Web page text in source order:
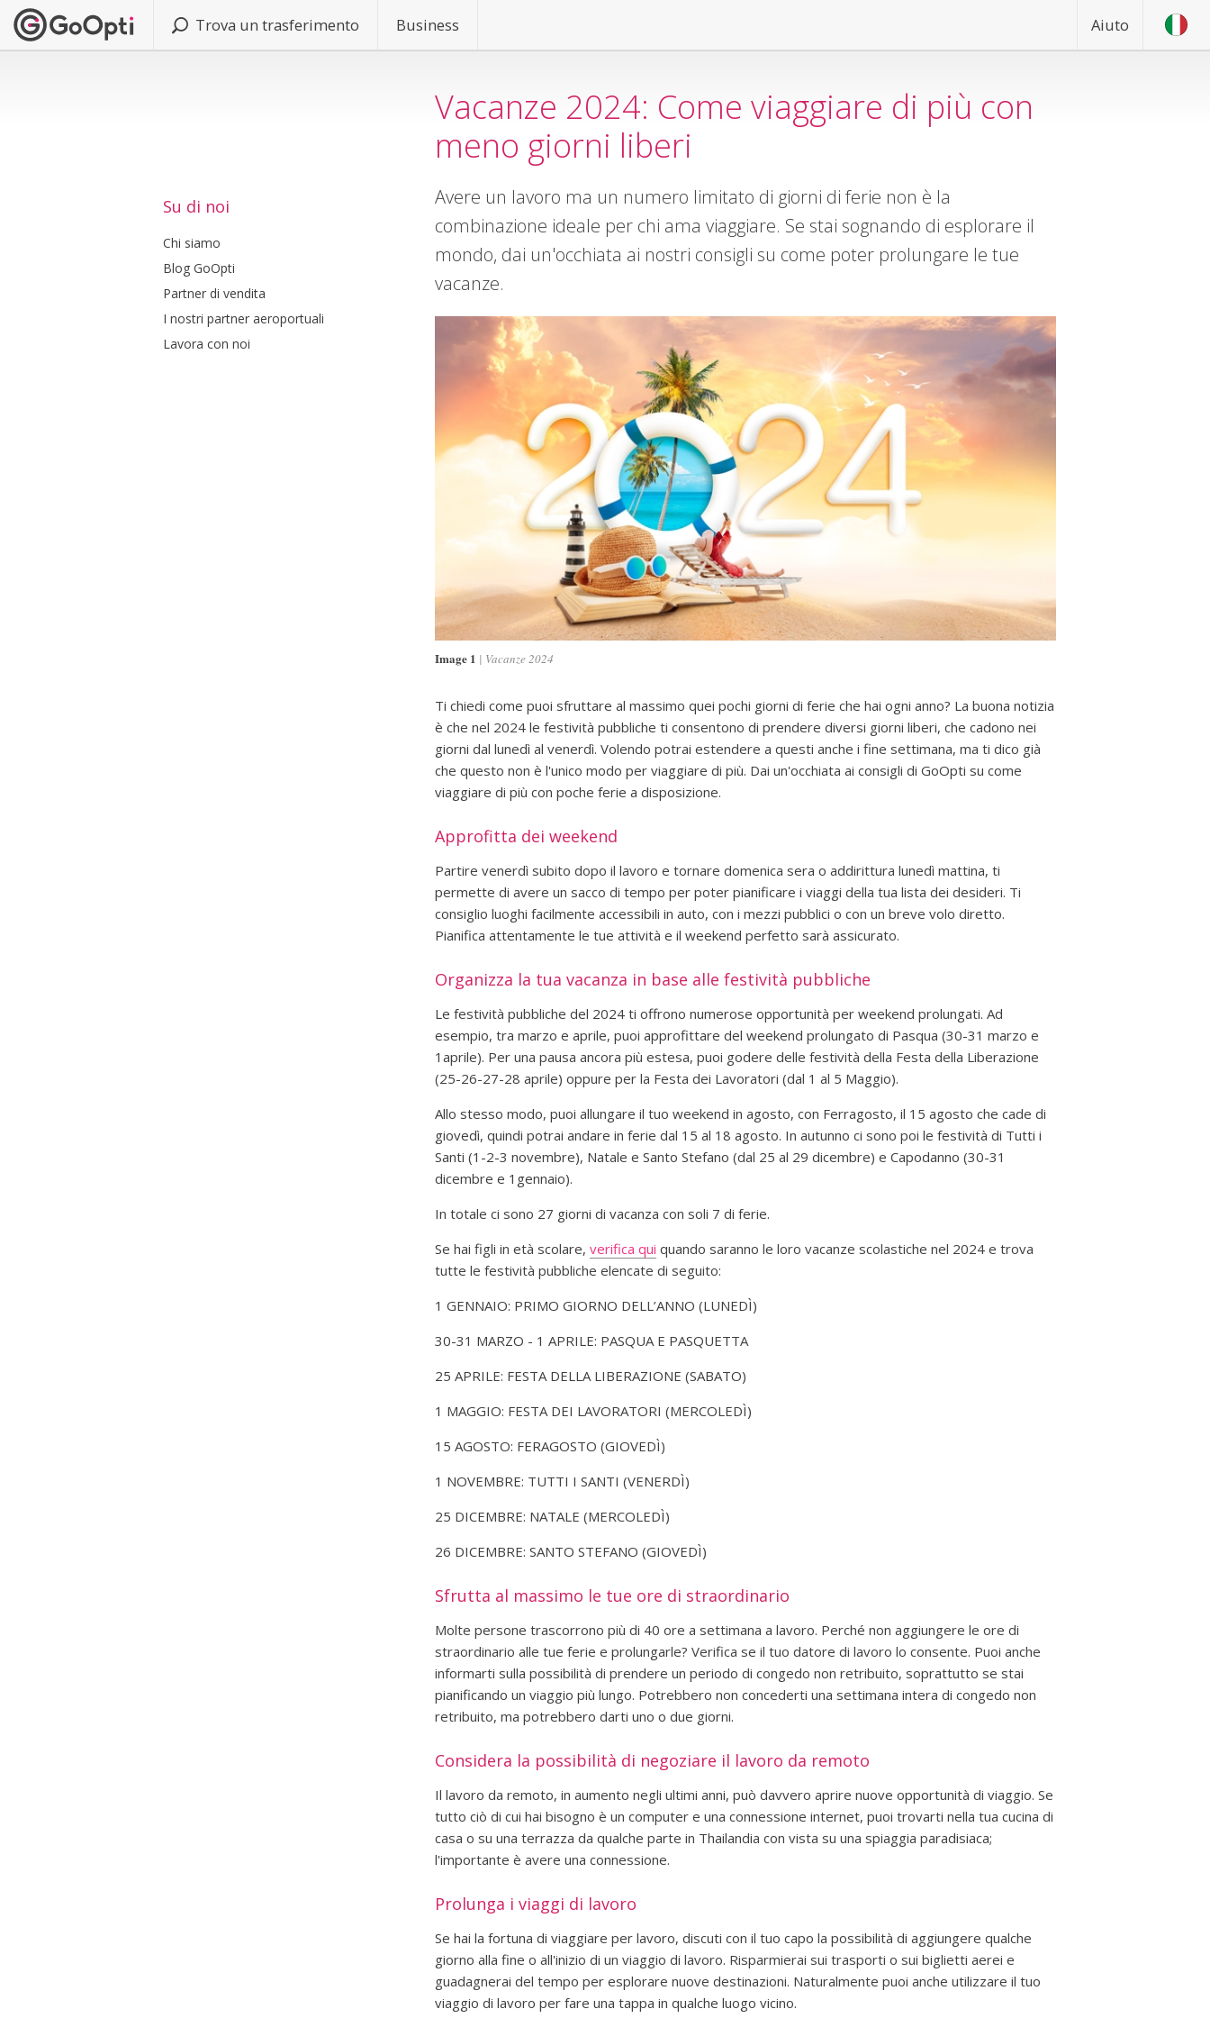
Trova un trasferimento Business Aiuto
Vacanze 2024: Come viaggiare di più con
meno giorni liberi
Su di noi
Chi siamo
Blog GoOpti
Partner di vendita
I nostri partner aeroportuali
Lavora con noi
Avere un lavoro ma un numero limitato di giorni di ferie non è la
combinazione ideale per chi ama viaggiare. Se stai sognando di esplorare il
mondo, dai un'occhiata ai nostri consigli su come poter prolungare le tue
vacanze.
Image 1 Vacanze 2024
Ti chiedi come puoi sfruttare al massimo quei pochi giorni di ferie che hai ogni anno? La buona notizia
è che nel 2024 le festività pubbliche ti consentono di prendere diversi giorni liberi, che cadono nei
giorni dal lunedì al venerdì. Volendo potrai estendere a questi anche i fine settimana, ma ti dico già
che questo non è l'unico modo per viaggiare di più. Dai un'occhiata ai consigli di GoOpti su come
viaggiare di più con poche ferie a disposizione.
Approfitta dei weekend
Partire venerdì subito dopo il lavoro e tornare domenica sera o addirittura lunedì mattina, ti
permette di avere un sacco di tempo per poter pianificare i viaggi della tua lista dei desideri. Ti
consiglio luoghi facilmente accessibili in auto, con i mezzi pubblici o con un breve volo diretto.
Pianifica attentamente le tue attività e il weekend perfetto sarà assicurato.
Organizza la tua vacanza in base alle festività pubbliche
Le festività pubbliche del 2024 ti offrono numerose opportunità per weekend prolungati. Ad
esempio, tra marzo e aprile, puoi approfittare del weekend prolungato di Pasqua (30-31 marzo e
1aprile). Per una pausa ancora più estesa, puoi godere delle festività della Festa della Liberazione
(25-26-27-28 aprile) oppure per la Festa dei Lavoratori (dal 1 al 5 Maggio).
Allo stesso modo, puoi allungare il tuo weekend in agosto, con Ferragosto, il 15 agosto che cade di
giovedì, quindi potrai andare in ferie dal 15 al 18 agosto. In autunno ci sono poi le festività di Tutti i
Santi (1-2-3 novembre), Natale e Santo Stefano (dal 25 al 29 dicembre) e Capodanno (30-31
dicembre e 1gennaio).
In totale ci sono 27 giorni di vacanza con soli 7 di ferie.
Se hai figli in età scolare, verifica qui quando saranno le loro vacanze scolastiche nel 2024 e trova
tutte le festività pubbliche elencate di seguito:
1 GENNAIO: PRIMO GIORNO DELL’ANNO (LUNEDÌ)
30-31 MARZO - 1 APRILE: PASQUA E PASQUETTA
25 APRILE: FESTA DELLA LIBERAZIONE (SABATO)
1 MAGGIO: FESTA DEI LAVORATORI (MERCOLEDÌ)
15 AGOSTO: FERAGOSTO (GIOVEDÌ)
1 NOVEMBRE: TUTTI I SANTI (VENERDÌ)
25 DICEMBRE: NATALE (MERCOLEDÌ)
26 DICEMBRE: SANTO STEFANO (GIOVEDÌ)
Sfrutta al massimo le tue ore di straordinario
Molte persone trascorrono più di 40 ore a settimana a lavoro. Perché non aggiungere le ore di
straordinario alle tue ferie e prolungarle? Verifica se il tuo datore di lavoro lo consente. Puoi anche
informarti sulla possibilità di prendere un periodo di congedo non retribuito, soprattutto se stai
pianificando un viaggio più lungo. Potrebbero non concederti una settimana intera di congedo non
retribuito, ma potrebbero darti uno o due giorni.
Considera la possibilità di negoziare il lavoro da remoto
Il lavoro da remoto, in aumento negli ultimi anni, può davvero aprire nuove opportunità di viaggio. Se
tutto ciò di cui hai bisogno è un computer e una connessione internet, puoi trovarti nella tua cucina di
casa o su una terrazza da qualche parte in Thailandia con vista su una spiaggia paradisiaca;
l'importante è avere una connessione.
Prolunga i viaggi di lavoro
Se hai la fortuna di viaggiare per lavoro, discuti con il tuo capo la possibilità di aggiungere qualche
giorno alla fine o all'inizio di un viaggio di lavoro. Risparmierai sui trasporti o sui biglietti aerei e
guadagnerai del tempo per esplorare nuove destinazioni. Naturalmente puoi anche utilizzare il tuo
viaggio di lavoro per fare una tappa in qualche luogo vicino.